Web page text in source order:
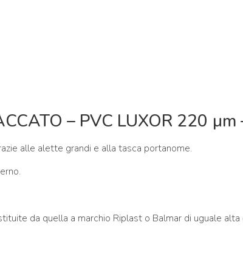
– PVC LUXOR 220 µm
alle alette grandi e alla tasca portanome.
da quella a marchio Riplast o Balmar di uguale alta